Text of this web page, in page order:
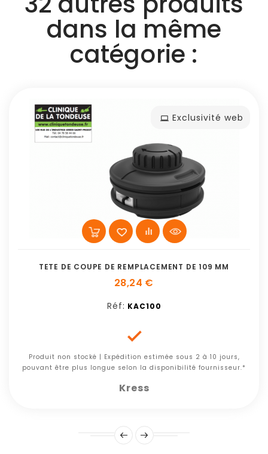
dans la même
catégorie :
Exclusivité web
TETE DE COUPE DE REMPLACEMENT DE 109 MM
28,24 €
Réf: KAC100

Produit non stocké | Expédition estimée sous 2 à 10 jours,
pouvant être plus longue selon la disponibilité fournisseur.*
Kress